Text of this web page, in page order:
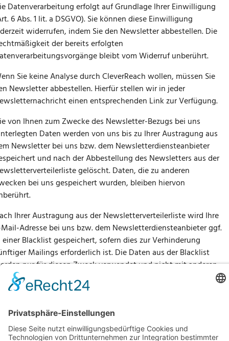
Datenverarbeitung erfolgt auf Grundlage Ihrer Einwilligung
6 Abs. 1 lit. a DSGVO). Sie können diese Einwilligung
widerrufen, indem Sie den Newsletter abbestellen. Die
der bereits erfolgten
bleibt vom Widerruf unberührt.
Sie keine Analyse durch CleverReach wollen, müssen Sie
Newsletter abbestellen. Hierfür stellen wir in jeder
einen entsprechenden Link zur Verfügung.
von Ihnen zum Zwecke des Newsletter-Bezugs bei uns
Daten werden von uns bis zu Ihrer Austragung aus
Newsletter bei uns bzw. dem Newsletterdiensteanbieter
und nach der Abbestellung des Newsletters aus der
gelöscht. Daten, die zu anderen
bei uns gespeichert wurden, bleiben hiervon
Ihrer Austragung aus der Newsletterverteilerliste wird Ihre
Adresse bei uns bzw. dem Newsletterdiensteanbieter ggf.
Blacklist gespeichert, sofern dies zur Verhinderung
Mailings erforderlich ist. Die Daten aus der Blacklist
nur für diesen Zweck verwendet und nicht mit anderen
zusammengeführt. Dies dient sowohl Ihrem Interesse als
unserem Interesse an der Einhaltung der gesetzlichen
Sinne des Art. 6 Abs. 1 lit. f DSGVO). Die Speicherung in der
ist zeitlich nicht befristet.Sie können der Speicherung